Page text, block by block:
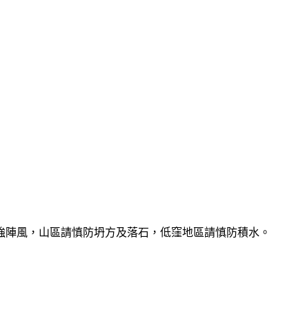
風，山區請慎防坍方及落石，低窪地區請慎防積水。